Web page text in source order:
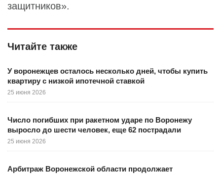
защитников».
Читайте также
У воронежцев осталось несколько дней, чтобы купить
квартиру с низкой ипотечной ставкой
25 июня 2026
Число погибших при ракетном ударе по Воронежу
выросло до шести человек, еще 62 пострадали
25 июня 2026
Арбитраж Воронежской области продолжает